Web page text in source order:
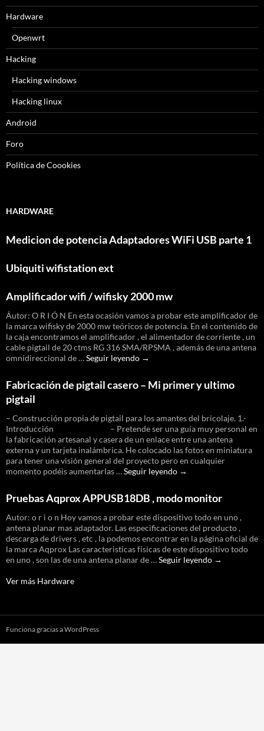
Hardware
Openwrt
Hacking
Hacking windows
Hacking linux
Android
Foro
Política de Coookies
HARDWARE
Medicion de potencia Adaptadores WiFi USB parte 1
Ubiquiti wifistation ext
Amplificador wifi / wifisky 2000 mw
Áutor: O R I Ó N En esta ocasión vamos a probar este amplificador de
la marca wifisky de 2000 mw teóricos de potencia. En el contenido de
la caja encontramos el amplificador , el alimentador de corriente , un
cable pigtail de 20 ctms RG 316 SMA/RPSMA , además de una antena
omnidireccional de …Seguir leyendo Amplificador
wifisky
→
Fabricación de pigtail casero – Mi primer y ultimo
pigtail
– Construcción propia de pigtail para los amantes del bricolaje. 1.-
Introducción – Pretende ser una guía muy personal en
la fabricación artesanal y casera de un enlace entre una antena
externa y un tarjeta inalámbrica. He colocado las fotos en miniatura
para tener una visión general del proyecto pero en cualquier
momento podéis aumentarlas …Seguir leyendo Fabricación
casero
–
Mi
primer
y
ultimo
pigtail
→
Pruebas Aqprox APPUSB18DB , modo monitor
Autor: o r i o n Hoy vamos a probar este dispositivo todo en uno ,
antena planar mas adaptador. Las especificaciones del producto ,
descarga de drivers , etc , la podemos encontrar en la página oficial de
la marca Aqprox Las caracteristicas físicas de este dispositivo todo
en uno , son las de una antena planar de …Seguir leyendo Pruebas
→
Ver más Hardware
Funciona gracias a WordPress